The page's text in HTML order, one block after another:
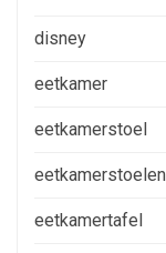
disney
eetkamer
eetkamerstoel
eetkamerstoelen
eetkamertafel